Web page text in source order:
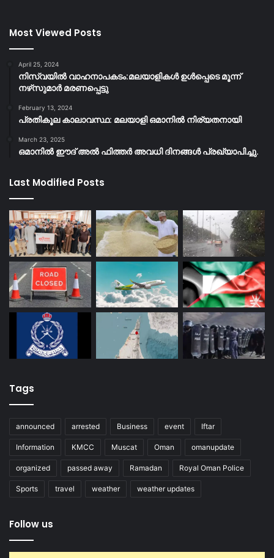
Most Viewed Posts
April 25, 2024
നിസ്‌വയിൽ വാഹനാപകടം:മലയാളികള്‍ ഉള്‍പ്പെടെ മൂന്ന്
നഴ്‌സുമാര്‍ മരണപ്പെട്ടു
February 13, 2024
പ്രതികൂല കാലാവസ്ഥ: മലയാളി ഒമാനിൽ നിര്യതനായി
March 23, 2025
ഒമാനിൽ ഈദ് അൽ ഫിത്തർ അവധി ദിനങ്ങൾ പ്രഖ്യാപിച്ചു.
Last Modified Posts
Tags
announced arrested Business event Iftar
Information KMCC Muscat Oman omanupdate
organized passed away Ramadan Royal Oman Police
Sports travel weather weather updates
Follow us